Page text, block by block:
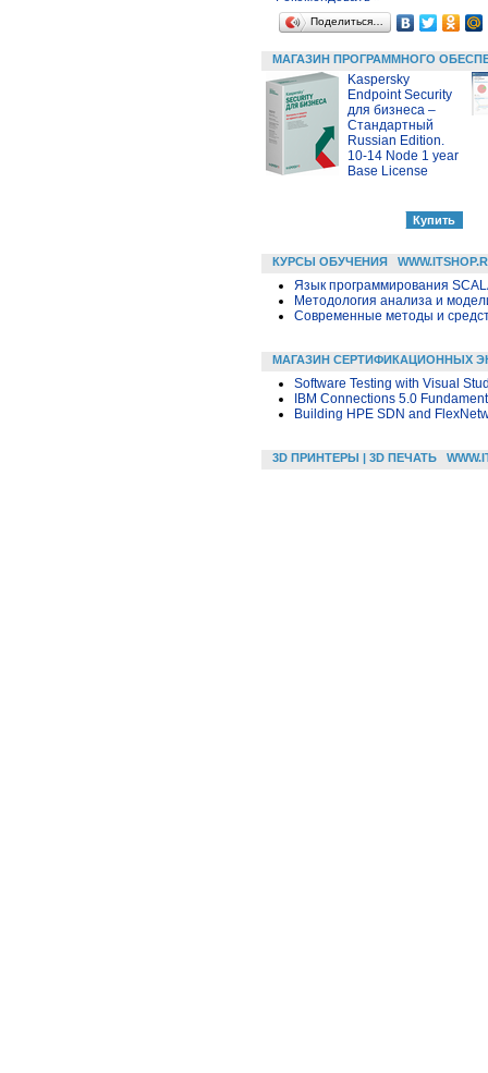
Поделиться…
МАГАЗИН ПРОГРАММНОГО
Kaspersky
Endpoint Security
для бизнеса –
Стандартный
Russian Edition.
10-14 Node 1 year
Base License
КУРСЫ ОБУЧЕНИЯ
Язык программирования
Методология анализа и
Современные методы и
МАГАЗИН СЕРТИФИКАЦИОННЫХ
Software Testing with Visual
IBM Connections 5.0
Building HPE SDN and
3D ПРИНТЕРЫ | 3D ПЕЧАТЬ